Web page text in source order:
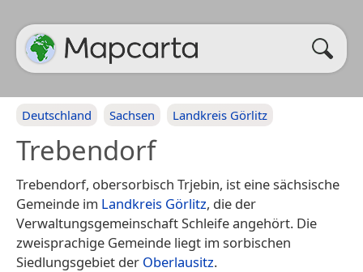
Deutschland Sachsen Landkreis Görlitz
Trebendorf
Trebendorf, obersorbisch Trjebin, ist eine sächsische
Gemeinde im Landkreis Görlitz, die der
Verwaltungsgemeinschaft Schleife angehört. Die
zweisprachige Gemeinde liegt im sorbischen
Siedlungsgebiet der Oberlausitz.